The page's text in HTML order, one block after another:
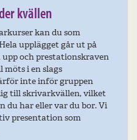
kvällen
kan du som
upplägget går ut på
och prestationskraven
i en slags
inte inför gruppen
till skrivarkvällen, vilket
du har eller var du bor. Vi
presentation som